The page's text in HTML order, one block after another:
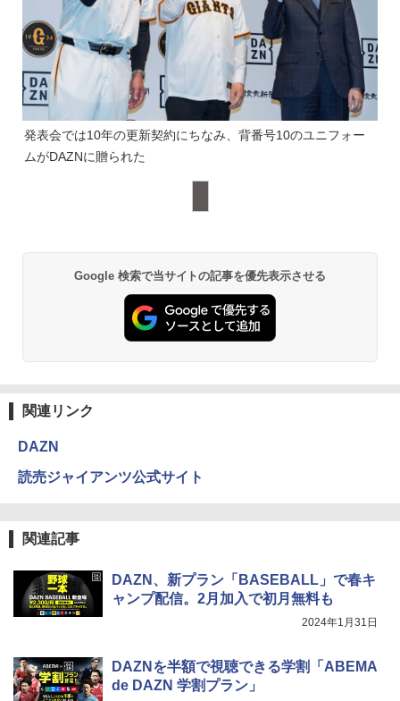
発表会では10年の更新契約にちなみ、背番号10のユニフォー
ムがDAZNに贈られた
Google 検索で当サイトの記事を優先表示させる
関連リンク
DAZN
読売ジャイアンツ公式サイト
関連記事
DAZN、新プラン「BASEBALL」で春キ
ャンプ配信。2月加入で初月無料も
2024年1月31日
DAZNを半額で視聴できる学割「ABEMA
de DAZN 学割プラン」